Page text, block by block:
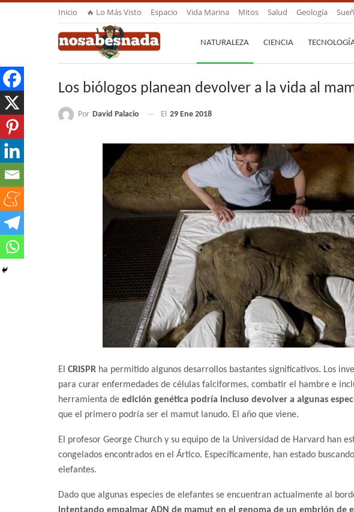
Inicio 🔥 Lo Más Visto Espacio Vida Marina Mitos Salud Geología
NATURALEZA CIENCIA
Los biólogos planean devolver a la vida al
Por David Palacio El 29 Ene 2018
El CRISPR ha permitido algunos desarrollos bastantes significativos. Los
para curar enfermedades de células falciformes, combatir el hambre e
herramienta de edición genética podría incluso devolver a algunas
que el primero podría ser el mamut lanudo. El año que viene.
El profesor George Church y su equipo de la Universidad de Harvard han
congelados encontrados en el Ártico. Específicamente, han estado
elefantes.
Dado que algunas especies de elefantes se encuentran actualmente al